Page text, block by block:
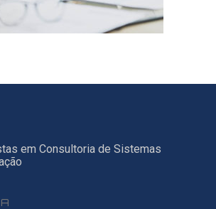
em Consultoria de Sistemas